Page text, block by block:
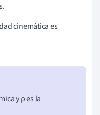
cinemática es
y ρ es la